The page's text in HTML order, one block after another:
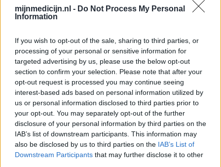
mijnmedicijn.nl - Do Not Process My Personal
Information
If you wish to opt-out of the sale, sharing to third parties, or
processing of your personal or sensitive information for
targeted advertising by us, please use the below opt-out
section to confirm your selection. Please note that after your
opt-out request is processed you may continue seeing
interest-based ads based on personal information utilized by
us or personal information disclosed to third parties prior to
your opt-out. You may separately opt-out of the further
disclosure of your personal information by third parties on the
IAB’s list of downstream participants. This information may
also be disclosed by us to third parties on the IAB’s List of
Downstream Participants that may further disclose it to other
Depressie - antidepressiva SSRI
Concerta (503)
Amlodipine (493)
Bloeddruk - calciumantagonisten
Amoxicilline / Clavulaanzuur (486)
Antibiotica - penicillines breedspectrum
Roaccutane (480)
Dexamfetamine (446)
ADHD - psychostimulantia
Euthyrox (436)
Schildklier - hypothyroidie (traagwerkend)